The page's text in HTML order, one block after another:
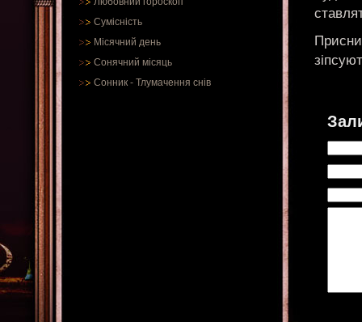
Сумісність
Місячний день
Сонячний місяць
Сонник - Тлумачення снів